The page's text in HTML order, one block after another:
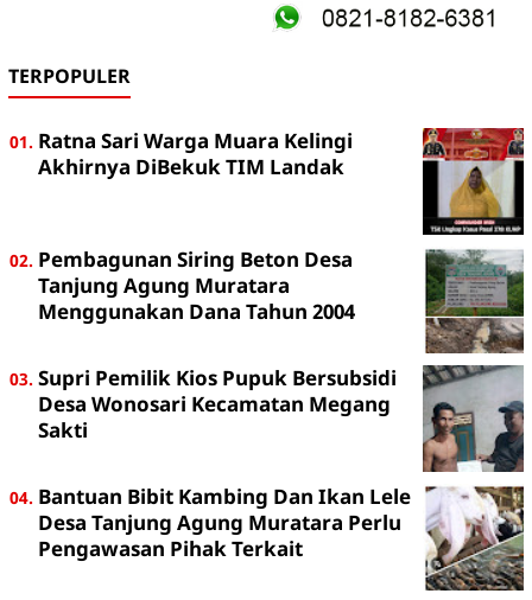
TERPOPULER
Ratna Sari Warga Muara Kelingi
Akhirnya DiBekuk TIM Landak
Pembagunan Siring Beton Desa
Tanjung Agung Muratara
Menggunakan Dana Tahun 2004
Supri Pemilik Kios Pupuk Bersubsidi
Desa Wonosari Kecamatan Megang
Sakti
Bantuan Bibit Kambing Dan Ikan Lele
Desa Tanjung Agung Muratara Perlu
Pengawasan Pihak Terkait